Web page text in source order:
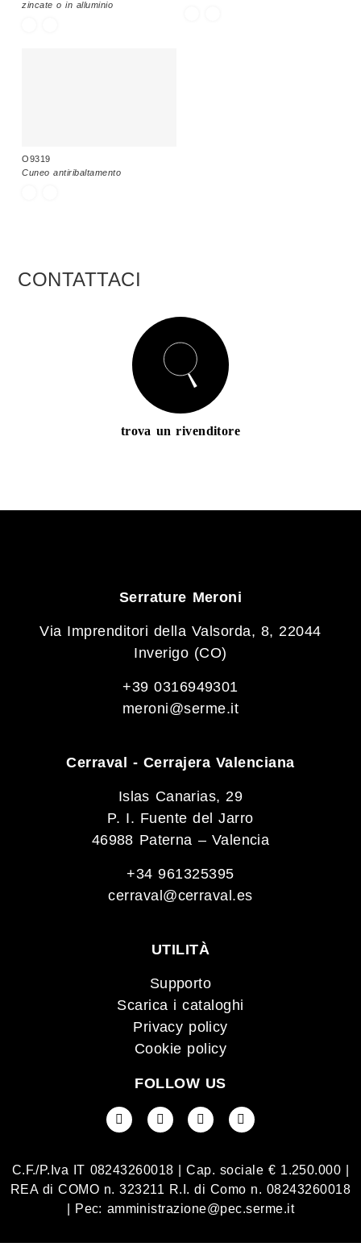
zincate o in alluminio
O9319
Cuneo antiribaltamento
CONTATTACI
trova un rivenditore
Serrature Meroni
Via Imprenditori della Valsorda, 8, 22044
Inverigo (CO)
+39 0316949301
meroni@serme.it
Cerraval - Cerrajera Valenciana
Islas Canarias, 29
P. I. Fuente del Jarro
46988 Paterna – Valencia
+34 961325395
cerraval@cerraval.es
UTILITÀ
Supporto
Scarica i cataloghi
Privacy policy
Cookie policy
FOLLOW US
C.F./P.Iva IT 08243260018 | Cap. sociale € 1.250.000 |
REA di COMO n. 323211 R.I. di Como n. 08243260018
| Pec: amministrazione@pec.serme.it